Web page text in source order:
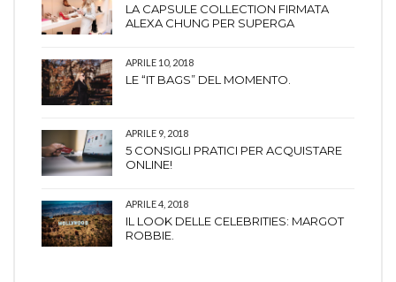
LA CAPSULE COLLECTION FIRMATA
ALEXA CHUNG PER SUPERGA
APRILE 10, 2018
LE “IT BAGS” DEL MOMENTO.
APRILE 9, 2018
5 CONSIGLI PRATICI PER ACQUISTARE
ONLINE!
APRILE 4, 2018
IL LOOK DELLE CELEBRITIES: MARGOT
ROBBIE.